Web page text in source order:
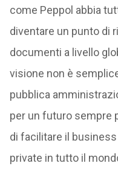
come Peppol abbia
diventare un punto di
documenti a livello
visione non è
pubblica
per un futuro sempre
di facilitare il
private in tutto il